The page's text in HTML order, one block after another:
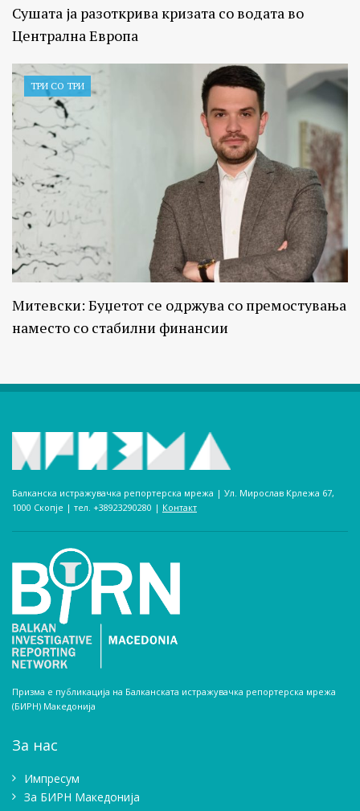
Сушата ја разоткрива кризата со водата во
Централна Европа
ТРИ СО ТРИ
Митевски: Буџетот се одржува со премостувања
наместо со стабилни финансии
Балканска истражувачка репортерска мрежа | Ул. Мирослав Крлежа 67,
1000 Скопје | тел. +38923290280­ | Контакт
Призма е публикација на Балканската истражувачка репортерска мрежа
(БИРН) Македонија
За нас
Импресум
Зa БИРН Македонија